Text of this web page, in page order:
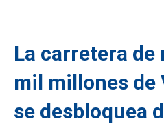
La carretera de
mil millones de
se desbloquea